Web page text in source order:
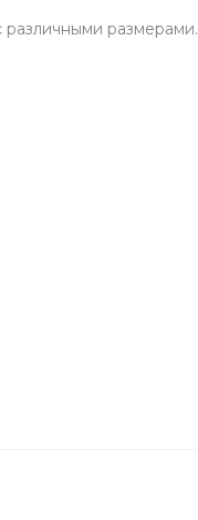
размерами.